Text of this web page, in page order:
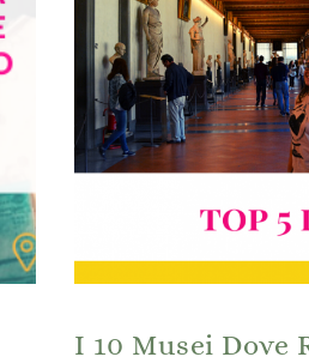
I 10 Musei Dove